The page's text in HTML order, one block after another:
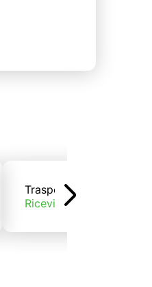
Trasporto su treno
Ricevi offerte